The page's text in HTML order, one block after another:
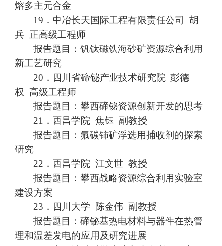
熔多主元合金
19． 中冶长天国际工程有限责任公司
胡
兵 正高级工程师
报告题目：钒钛磁铁海砂矿资源综合利用
新工艺研究
20． 四川省碲铋产业技术研究院 彭德
权 高级工程师
报告题目：攀西碲铋资源创新开发的思考
21． 西昌学院 焦钰 副教授
报告题目：氟碳铈矿浮选用捕收剂的探索
研究
22． 西昌学院 江文世 教授
报告题目：攀西战略资源综合利用实验室
建设方案
23． 四川大学 陈金伟 副教授
报告题目：碲铋基热电材料与器件在热管
理和温差发电的应用 及研究进展